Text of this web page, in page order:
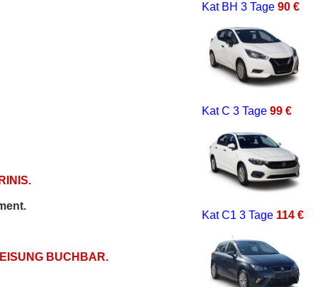
BUCHBAR.
Kat BH 3 Tage 90 €
Kat C 3 Tage 99 €
Kat C1 3 Tage 114 €